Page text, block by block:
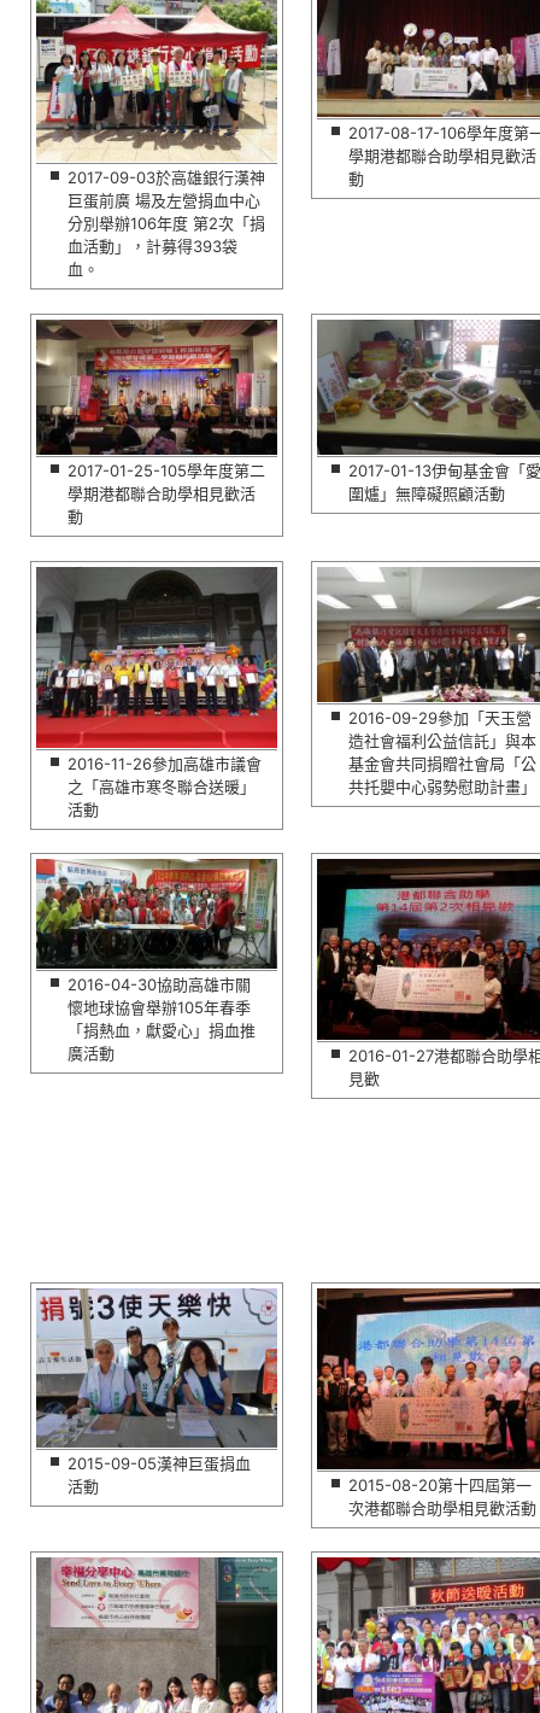
2017-09-03於高雄銀行漢神
巨蛋前廣 場及左營捐血中心
分別舉辦106年度 第2次「捐
血活動」，計募得393袋
血。
2017-08-17-106學年度第
學期港都聯合助學相見歡活
動
2017-01-25-105學年度第二
學期港都聯合助學相見歡活
動
2017-01-13伊甸基金會「愛
圍爐」無障礙照顧活動
2016-11-26參加高雄市議會
之「高雄市寒冬聯合送暖」
活動
2016-09-29參加「天玉營
造社會福利公益信託」與本
基金會共同捐贈社會局「公
共托嬰中心弱勢慰助計畫」
2016-04-30協助高雄市關
懷地球協會舉辦105年春季
「捐熱血，獻愛心」捐血推
廣活動
2016-01-27港都聯合助學
見歡
2015-09-05漢神巨蛋捐血
活動
2015-08-20第十四屆第一
次港都聯合助學相見歡活動